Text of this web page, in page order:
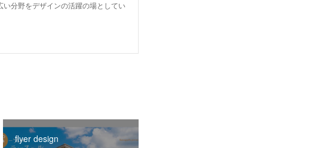
分野をデザインの活躍の場としてい
flyer design